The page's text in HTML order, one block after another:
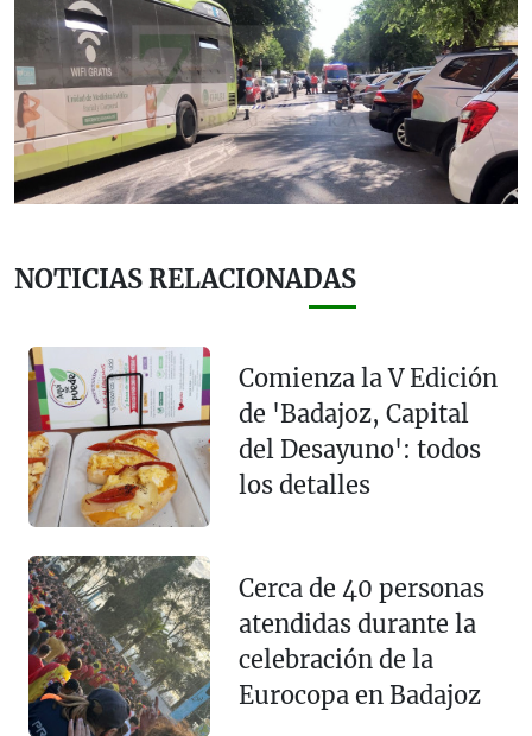
NOTICIAS RELACIONADAS
Comienza la V Edición
de 'Badajoz, Capital
del Desayuno': todos
los detalles
Cerca de 40 personas
atendidas durante la
celebración de la
Eurocopa en Badajoz